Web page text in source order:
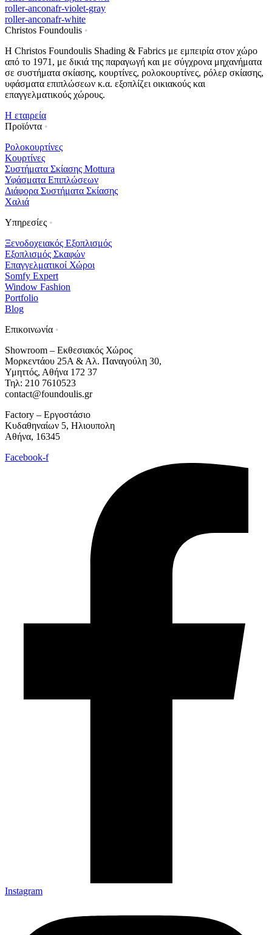
roller-anconafr-violet-gray
roller-anconafr-white
Christos Foundoulis •
Η Christos Foundoulis Shading & Fabrics με εμπειρία στον χώρο
από το 1971, με δικιά της παραγωγή και με σύγχρονα μηχανήματα
σε συστήματα σκίασης, κουρτίνες, ρολοκουρτίνες, ρόλερ σκίασης,
υφάσματα επιπλώσεων κ.α. εξοπλίζει οικιακούς και
επαγγελματικούς χώρους.
Η εταιρεία
Προϊόντα •
Ρολοκουρτίνες
Κουρτίνες
Συστήματα Σκίασης Mottura
Υφάσματα Επιπλώσεων
Διάφορα Συστήματα Σκίασης
Χαλιά
Υπηρεσίες •
Ξενοδοχειακός Εξοπλισμός
Εξοπλισμός Σκαφών
Επαγγελματικοί Χώροι
Somfy Expert
Window Fashion
Portfolio
Blog
Επικοινωνία •
Showroom – Εκθεσιακός Χώρος
Μορκεντάου 25Α & Αλ. Παναγούλη 30,
Υμηττός, Αθήνα 172 37
Τηλ: 210 7610523
contact@foundoulis.gr
Factory – Εργοστάσιο
Κυδαθηναίων 5, Ηλιουπολη
Αθήνα, 16345
Facebook-f
Instagram